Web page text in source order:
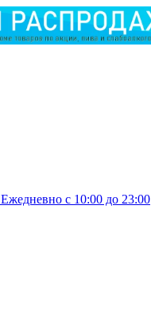
Ежедневно с 10:00 до 23:00